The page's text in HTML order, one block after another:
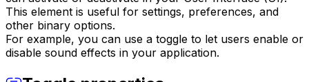
This element is useful for settings, preferences, and
other binary options.
For example, you can use a toggle to let users enable or
disable sound effects in your application.